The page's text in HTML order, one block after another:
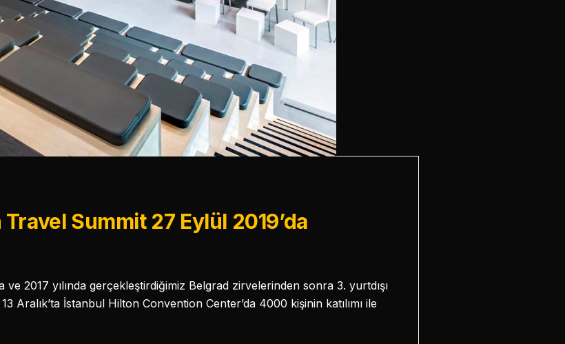
Summit 27 Eylül 2019’da
ve 2017 yılında gerçekleştirdiğimiz Belgrad zirvelerinden sonra 3. yurtdışı
Aralık’ta İstanbul Hilton Convention Center’da 4000 kişinin katılımı ile